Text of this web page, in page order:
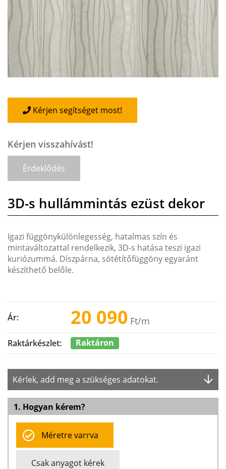
Kérjen segítséget most!
Kérjen visszahívást!
Érdeklődés
3D-s hullámmintás ezüst dekor
Igazi függönykülönlegesség, hatalmas szín és
mintaváltozattal rendelkezik, 3D-s hatása teszi igazi
kuriózummá. Díszpárna, sötétítőfüggöny egyaránt
készíthető belőle.
Ár: 20 090 Ft/m
Raktárkészlet: Raktáron
Kérlek, add meg a szükséges adatokat.
1. Hogyan kérem?
Méretre varrva
Csak anyagot kérek